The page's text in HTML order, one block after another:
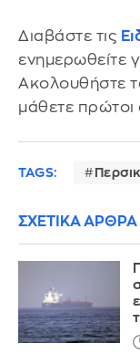
Διαβάστε τις
ενημερωθείτε
Ακολουθήστε
μάθετε πρώτοι
TAGS:
ΣΧΕΤΙΚΑ ΑΡΘΡΑ